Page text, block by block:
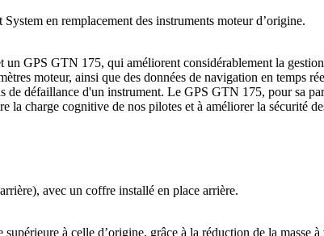
System en remplacement des instruments moteur
GPS GTN 175, qui améliorent considérablement la
moteur, ainsi que des données de navigation en temps
de défaillance d'un instrument. Le GPS GTN 175, pour sa
la charge cognitive de nos pilotes et à améliorer la
avec un coffre installé en place arrière.
à celle d’origine, grâce à la réduction de la masse